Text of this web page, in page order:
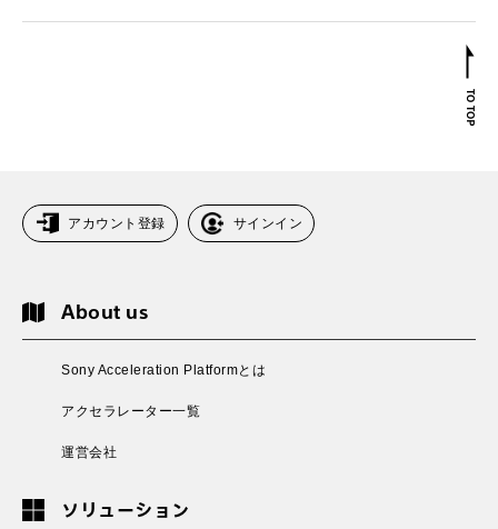
アカウント登録 サインイン
About us
Sony Acceleration Platformとは
アクセラレーター一覧
運営会社
ソリューション